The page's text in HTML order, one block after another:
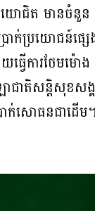
ោជិត មានចំនួន
ក់ប្រយោជន៍ផ្សេ
វើការថែមម៉ោ
ជាតិសន្តិសុខស
ាក់សោធនជាដើ